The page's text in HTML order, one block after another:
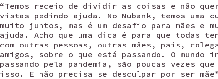
“Temos receio de dividir as coisas e não
vistas pedindo ajuda. No Nubank, temos uma
muito juntos, mas é um desafio para mães e
ajuda. Acho que uma dica é para que todas
com outras pessoas, outras mães, pais,
amigos, sobre o que está passando. O mundo
passando pela pandemia, são poucas vezes que
isso. E não precisa se desculpar por ser